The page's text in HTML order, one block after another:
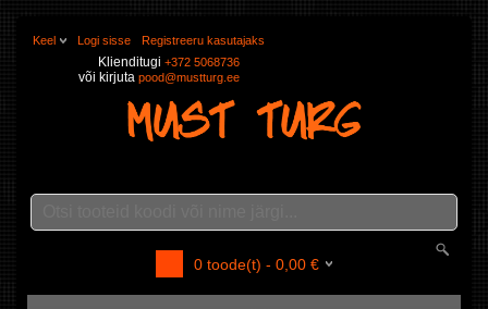
Keel Logi sisse Registreeru kasutajaks
Klienditugi +372 5068736
või kirjuta pood@mustturg.ee
0 toode(t) - 0,00 €